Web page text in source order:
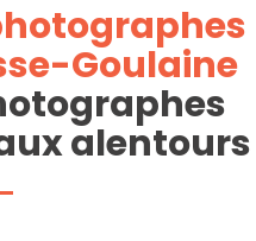
Goulaine
alentours